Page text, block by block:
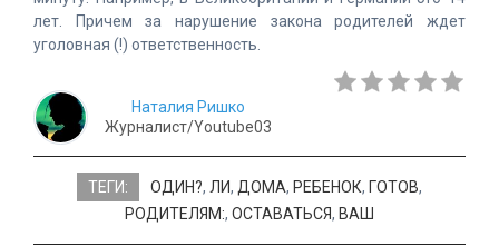
лет. Причем за нарушение закона родителей ждет
уголовная (!) ответственность.
Наталия Ришко
Журналист/Youtube03
ТЕГИ: ОДИН?, ЛИ, ДОМА, РЕБЕНОК, ГОТОВ,
РОДИТЕЛЯМ:, ОСТАВАТЬСЯ, ВАШ